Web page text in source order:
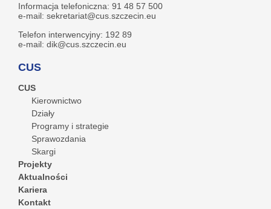
Informacja telefoniczna: 91 48 57 500
e-mail: sekretariat@cus.szczecin.eu
Telefon interwencyjny: 192 89
e-mail: dik@cus.szczecin.eu
CUS
CUS
Kierownictwo
Działy
Programy i strategie
Sprawozdania
Skargi
Projekty
Aktualności
Kariera
Kontakt